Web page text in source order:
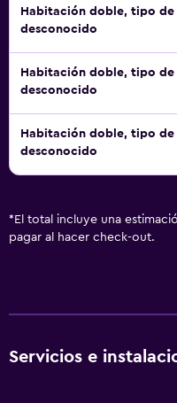
Habitación doble, tipo de
desconocido
Habitación doble, tipo de
desconocido
Habitación doble, tipo de
desconocido
* El total incluye una
pagar al hacer check-out.
Servicios e